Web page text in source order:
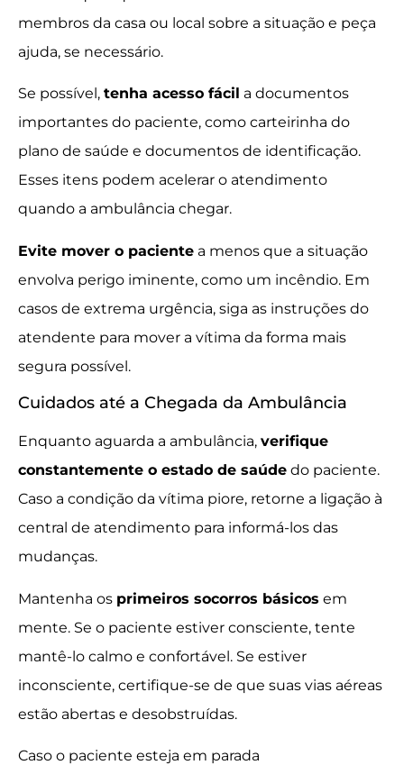
membros da casa ou local sobre a situação e peça
ajuda, se necessário.
Se possível, tenha acesso fácil a documentos
importantes do paciente, como carteirinha do
plano de saúde e documentos de identificação.
Esses itens podem acelerar o atendimento
quando a ambulância chegar.
Evite mover o paciente a menos que a situação
envolva perigo iminente, como um incêndio. Em
casos de extrema urgência, siga as instruções do
atendente para mover a vítima da forma mais
segura possível.
Cuidados até a Chegada da Ambulância
Enquanto aguarda a ambulância, verifique
constantemente o estado de saúde do paciente.
Caso a condição da vítima piore, retorne a ligação à
central de atendimento para informá-los das
mudanças.
Mantenha os primeiros socorros básicos em
mente. Se o paciente estiver consciente, tente
mantê-lo calmo e confortável. Se estiver
inconsciente, certifique-se de que suas vias aéreas
estão abertas e desobstruídas.
Caso o paciente esteja em parada